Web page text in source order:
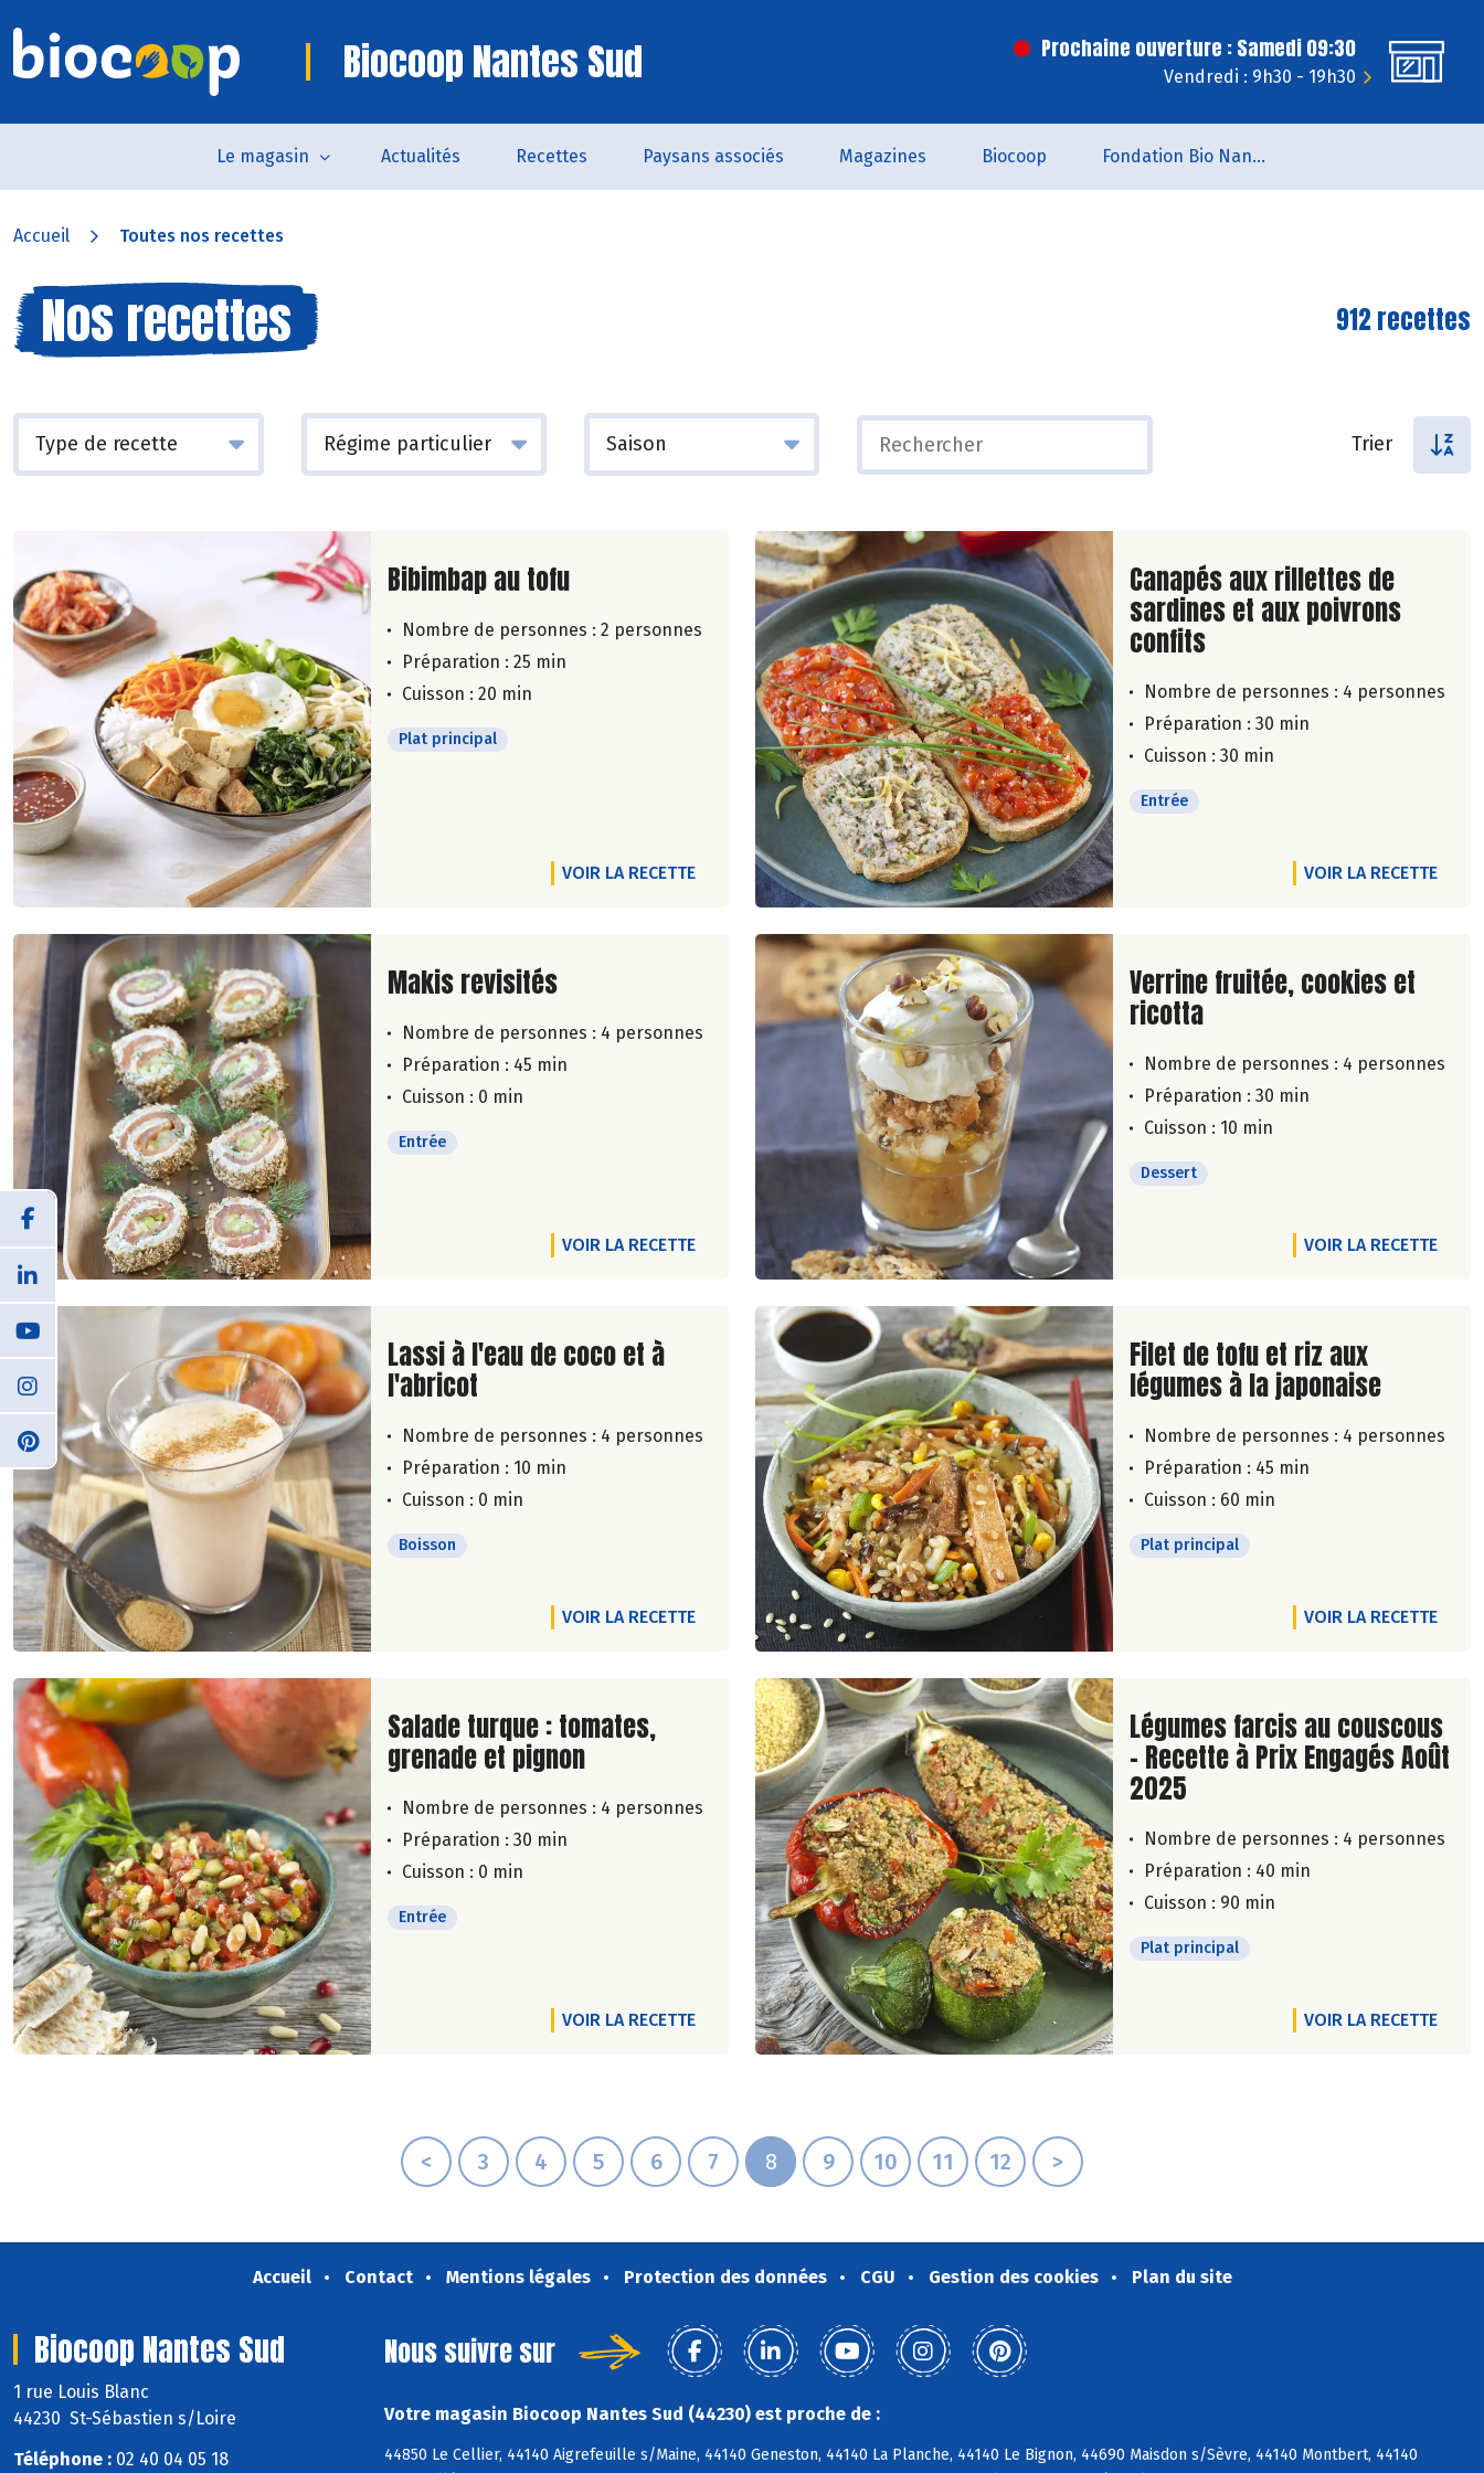
Biocoop Nantes Sud Prochaine ouverture : Samedi 09:30
Vendredi : 9h30 - 19h30
Le magasin Actualités Recettes Paysans associés Magazines Biocoop Fondation Bio Nantes
Accueil Toutes nos recettes
Nos recettes 912 recettes
Trier
Lire la suite de la recette
Bibimbap au tofu
Nombre de personnes : 2 personnes
Préparation : 25 min
Cuisson : 20 min
Plat principal
VOIR LA RECETTE
Lire la suite de la recette
Canapés aux rillettes de
sardines et aux poivrons
confits
Nombre de personnes : 4 personnes
Préparation : 30 min
Cuisson : 30 min
Entrée
VOIR LA RECETTE
Lire la suite de la recette
Makis revisités
Nombre de personnes : 4 personnes
Préparation : 45 min
Cuisson : 0 min
Entrée
VOIR LA RECETTE
Lire la suite de la recette
Verrine fruitée, cookies et
ricotta
Nombre de personnes : 4 personnes
Préparation : 30 min
Cuisson : 10 min
Dessert
VOIR LA RECETTE
Lire la suite de la recette
Lassi à l'eau de coco et à
l'abricot
Nombre de personnes : 4 personnes
Préparation : 10 min
Cuisson : 0 min
Boisson
VOIR LA RECETTE
Lire la suite de la recette
Filet de tofu et riz aux
légumes à la japonaise
Nombre de personnes : 4 personnes
Préparation : 45 min
Cuisson : 60 min
Plat principal
VOIR LA RECETTE
Lire la suite de la recette
Salade turque : tomates,
grenade et pignon
Nombre de personnes : 4 personnes
Préparation : 30 min
Cuisson : 0 min
Entrée
VOIR LA RECETTE
Lire la suite de la recette
Légumes farcis au couscous
- Recette à Prix Engagés Août
2025
Nombre de personnes : 4 personnes
Préparation : 40 min
Cuisson : 90 min
Plat principal
VOIR LA RECETTE
< 3 4 5 6 7 8 9 10 11 12 >
Accueil Contact Mentions légales Protection des données CGU Gestion des cookies Plan du site
Biocoop Nantes Sud
1 rue Louis Blanc
44230 St-Sébastien s/Loire
Téléphone : 02 40 04 05 18
Nous suivre sur
Votre magasin Biocoop Nantes Sud (44230) est proche de :
44850 Le Cellier, 44140 Aigrefeuille s/Maine, 44140 Geneston, 44140 La Planche, 44140 Le Bignon, 44690 Maisdon s/Sèvre, 44140 Montbert, 44140